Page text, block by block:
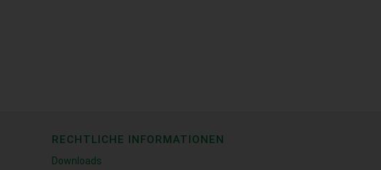
RECHTLICHE INFORMATIONEN
Downloads